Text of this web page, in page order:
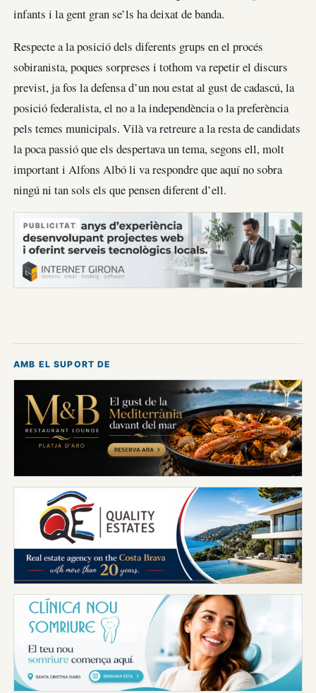
infants i la gent gran se’ls ha deixat de banda.
Respecte a la posició dels diferents grups en el procés
sobiranista, poques sorpreses i tothom va repetir el discurs
previst, ja fos la defensa d’un nou estat al gust de cadascú, la
posició federalista, el no a la independència o la preferència
pels temes municipals. Vilà va retreure a la resta de candidats
la poca passió que els despertava un tema, segons ell, molt
important i Alfons Albó li va respondre que aquí no sobra
ningú ni tan sols els que pensen diferent d’ell.
PUBLICITAT
AMB EL SUPORT DE